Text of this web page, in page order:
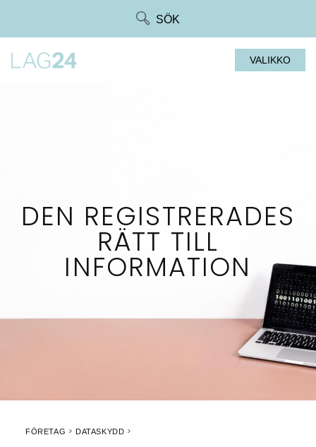
SÖK
VALIKKO
DEN REGISTRERADES
RÄTT TILL
INFORMATION
FÖRETAG DATASKYDD